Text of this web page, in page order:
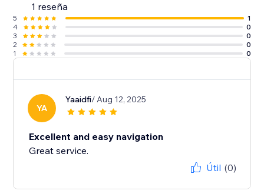
1 reseña
5
1
4
0
3
0
2
0
1
0
YA
Yaaidfi/ Aug 12, 2025
Excellent and easy navigation
Great service.
Útil (0)